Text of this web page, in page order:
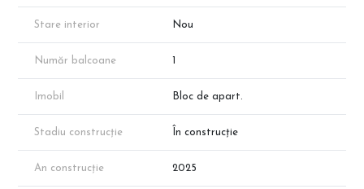
Stare interior Nou
Număr balcoane 1
Imobil Bloc de apart.
Stadiu construcție În construcție
An construcție 2025